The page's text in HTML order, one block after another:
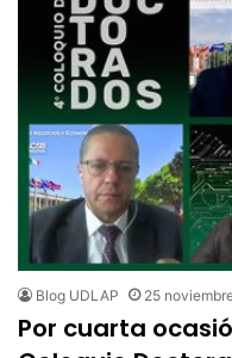
Blog UDLAP 25
Por cuarta